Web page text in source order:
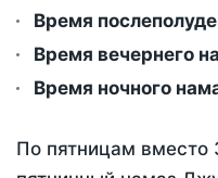
Время
Время вечернего
Время ночного
По пятницам вместо